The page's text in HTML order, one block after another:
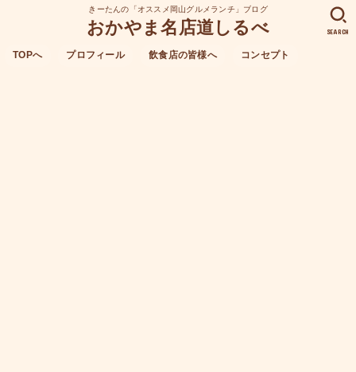
きーたんの「オススメ岡山グルメランチ」ブログ
おかやま名店道しるべ
TOPへ プロフィール 飲食店の皆様へ コンセプト
SEARCH